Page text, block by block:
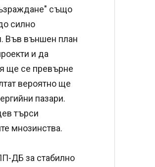
също
силно
Във външен план
и да
ще се превърне
вероятно ще
пазари.
търси
мнозинства.
ДБ за стабилно